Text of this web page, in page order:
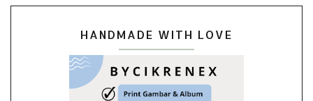
HANDMADE WITH LOVE